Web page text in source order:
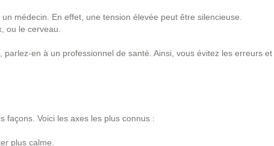
médecin. En effet, une tension élevée peut être silencieuse.
ou le cerveau.
en à un professionnel de santé. Ainsi, vous évitez les erreurs et
façons. Voici les axes les plus connus :
plus calme.